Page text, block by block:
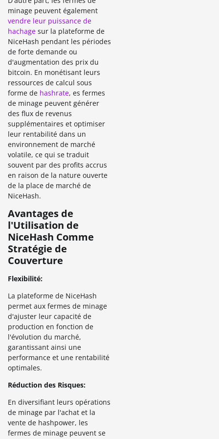
minage peuvent également
vendre leur puissance de
hachage sur la plateforme de
NiceHash pendant les périodes
de forte demande ou
d'augmentation des prix du
bitcoin. En monétisant leurs
ressources de calcul sous
forme de hashrate, es fermes
de minage peuvent générer
des flux de revenus
supplémentaires et optimiser
leur rentabilité dans un
environnement de marché
volatile, ce qui se traduit
souvent par des profits accrus
en raison de la nature ouverte
de la place de marché de
NiceHash.
Avantages de
l'Utilisation de
NiceHash Comme
Stratégie de
Couverture
Flexibilité:
La plateforme de NiceHash
permet aux fermes de minage
d'ajuster leur capacité de
production en fonction de
l'évolution du marché,
garantissant ainsi une
performance et une rentabilité
optimales.
Réduction des Risques:
En diversifiant leurs opérations
de minage par l'achat et la
vente de hashpower, les
fermes de minage peuvent se